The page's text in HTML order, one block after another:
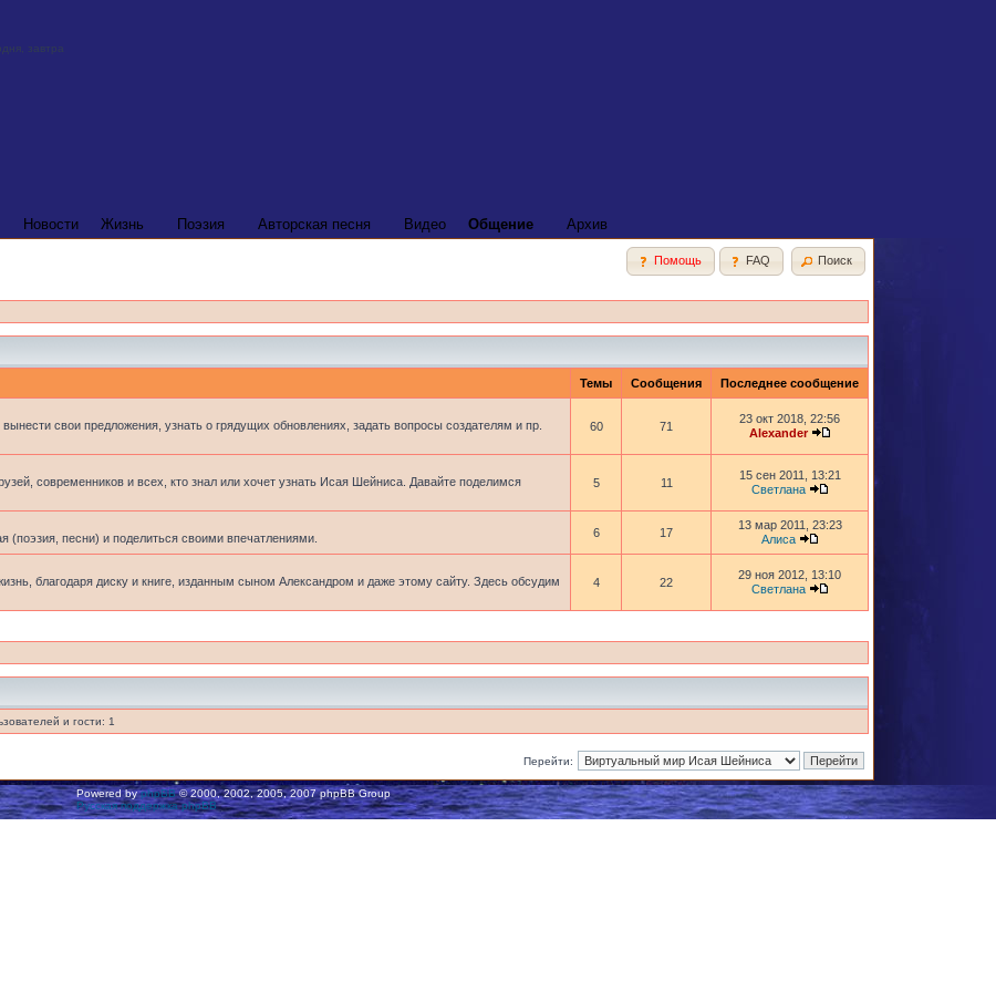
Новости Жизнь Поэзия Авторская песня Видео Общение Архив
Помощь FAQ
Поиск
Темы Сообщения Последнее сообщение
свои предложения, узнать о грядущих обновлениях, задать вопросы создателям и пр.
60 71
23 окт 2018, 22:56
Alexander
современников и всех, кто знал или хочет узнать Исая Шейниса. Давайте поделимся
5 11
15 сен 2011, 13:21
Светлана
(поэзия, песни) и поделиться своими впечатлениями. 6 17
13 мар 2011, 23:23
Алиса
благодаря диску и книге, изданным сыном Александром и даже этому сайту. Здесь обсудим
4 22
29 ноя 2012, 13:10
Светлана
и гости: 1
Перейти:
Powered byphpBB© 2000, 2002, 2005, 2007 phpBB Group
Русская поддержка phpBB